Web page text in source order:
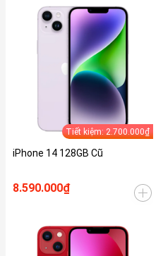
Tiết kiệm: 2.700.000₫
iPhone 14 128GB Cũ
8.590.000₫